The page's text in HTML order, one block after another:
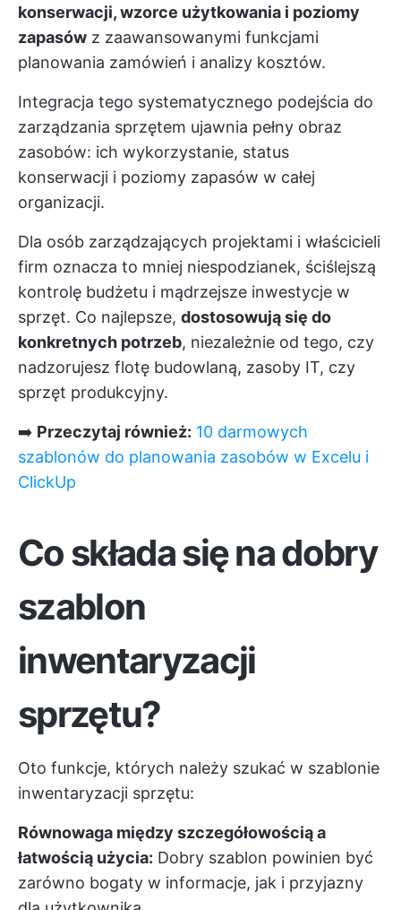
konserwacji, wzorce użytkowania i poziomy
zapasów z zaawansowanymi funkcjami
planowania zamówień i analizy kosztów.
Integracja tego systematycznego podejścia do
zarządzania sprzętem ujawnia pełny obraz
zasobów: ich wykorzystanie, status
konserwacji i poziomy zapasów w całej
organizacji.
Dla osób zarządzających projektami i właścicieli
firm oznacza to mniej niespodzianek, ściślejszą
kontrolę budżetu i mądrzejsze inwestycje w
sprzęt. Co najlepsze, dostosowują się do
konkretnych potrzeb, niezależnie od tego, czy
nadzorujesz flotę budowlaną, zasoby IT, czy
sprzęt produkcyjny.
➡️ Przeczytaj również: 10 darmowych
szablonów do planowania zasobów w Excelu i
ClickUp
Co składa się na dobry
szablon
inwentaryzacji
sprzętu?
Oto funkcje, których należy szukać w szablonie
inwentaryzacji sprzętu:
Równowaga między szczegółowością a
łatwością użycia: Dobry szablon powinien być
zarówno bogaty w informacje, jak i przyjazny